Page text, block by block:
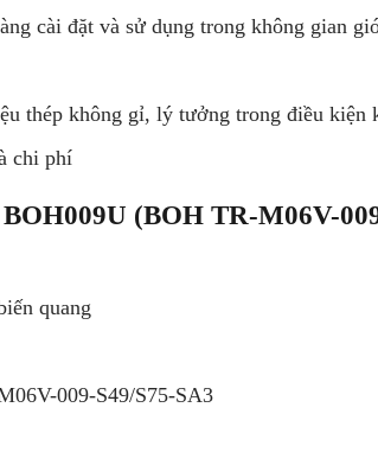
cài đặt và sử dụng trong không gian
thép không gỉ, lý tưởng trong điều kiện
chi phí
(BOH TR-M06V-
quang
009-S49/S75-SA3